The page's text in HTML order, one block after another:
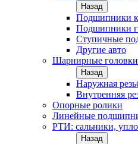
Назад
Подшипники
Подшипники
Ступичные
Другие авто
Шарнирные головки
Назад
Наружная
Внутренняя
Опорные ролики
Линейные
РТИ: сальники,
Назад